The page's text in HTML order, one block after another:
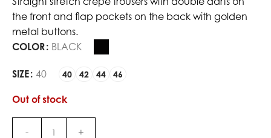
the front and flap pockets on the back with golden
metal buttons.
COLOR BLACK
SIZE 40 40 42 44 46
Out of stock